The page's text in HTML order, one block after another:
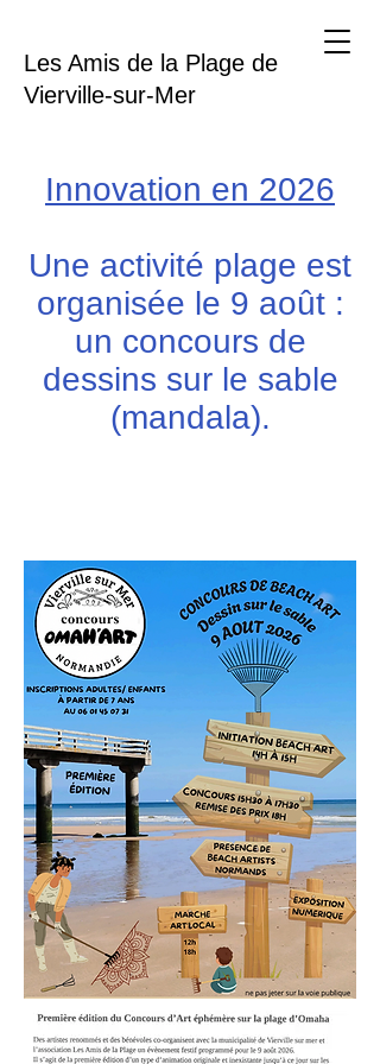
Les Amis de la Plage de
Vierville-sur-Mer
Innovation en 2026
Une activité plage est
organisée le 9 août :
un concours de
dessins sur le sable
(mandala).